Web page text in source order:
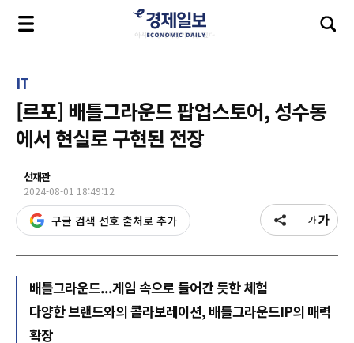
IT
[르포] 배틀그라운드 팝업스토어, 성수동
에서 현실로 구현된 전장
선재관
2024-08-01 18:49:12
구글 검색 선호 출처로 추가
배틀그라운드...게임 속으로 들어간 듯한 체험
다양한 브랜드와의 콜라보레이션, 배틀그라운드IP의 매력
확장